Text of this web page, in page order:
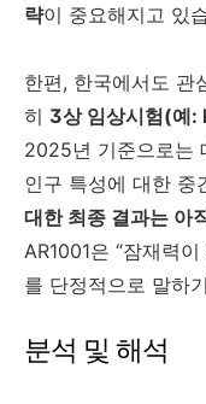
략이 중요해지고 있
한편, 한국에서도 관
히 3상 임상시험(예:
2025년 기준으로는
인구 특성에 대한 중
대한 최종 결과는 아
AR1001은 “잠재력
를 단정적으로 말하
분석 및 해석